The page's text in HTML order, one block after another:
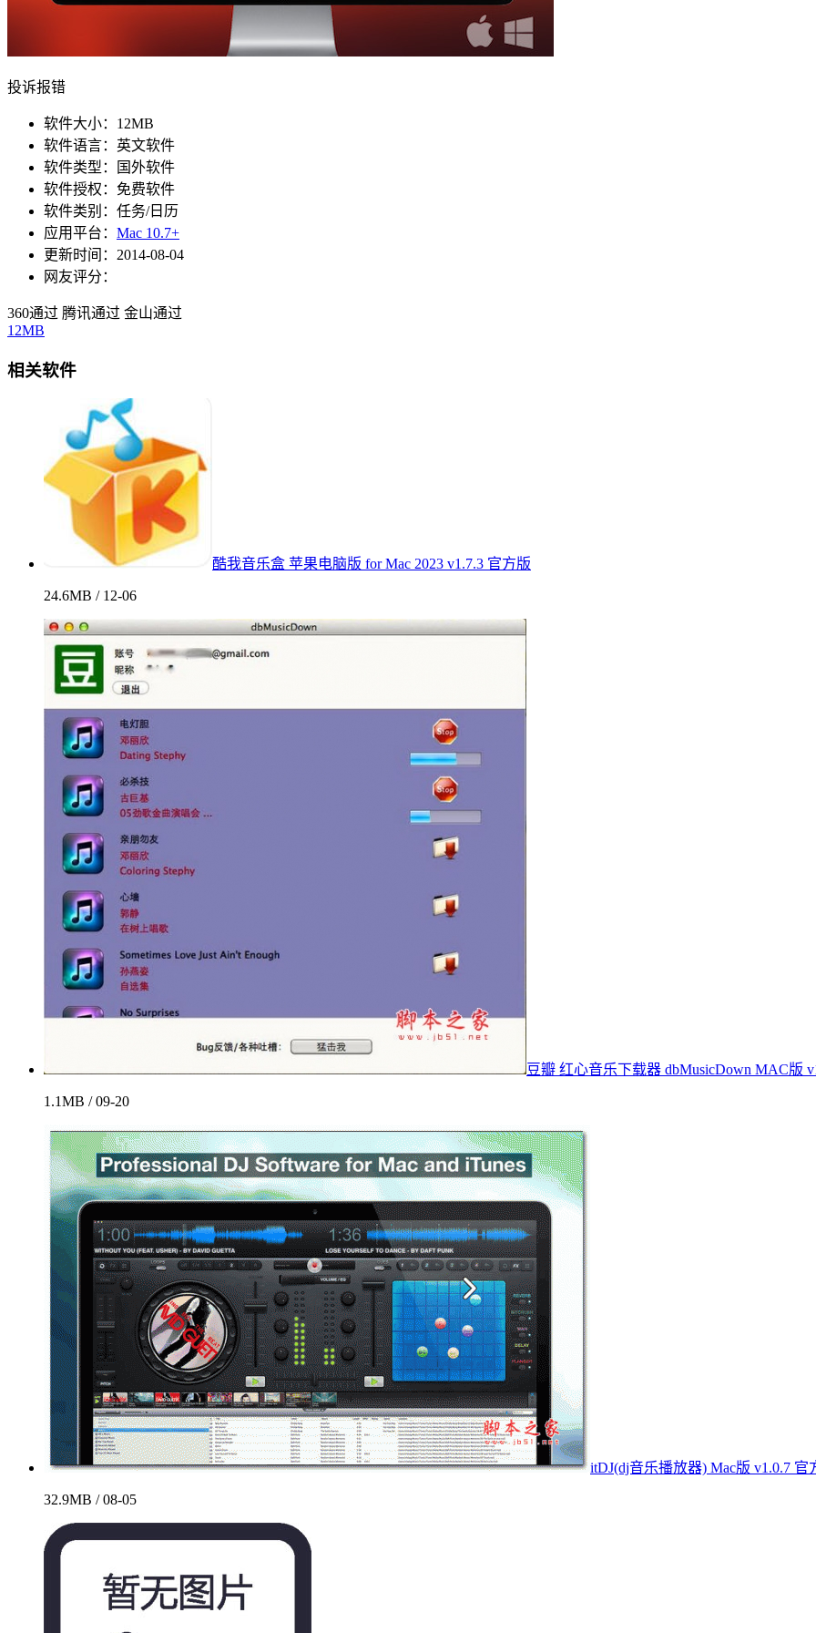
投诉报错
软件大小： 12MB
软件语言： 英文软件
软件类型：
国外软件
软件授权： 免费软件
软件类别： 任务/日历
应用平台： Mac 10.7+
更新时间： 2014-08-04
网友评分：
360通过 腾讯通过 金山通过
12MB
相关软件
酷我音乐盒 苹果电脑版 for Mac 2023 v1.7.3 官方版
24.6MB / 12-06
豆瓣 红心音乐下载器 dbMusicDown MAC版
1.1MB / 09-20
itDJ(dj音乐播放器) Mac版 v1.0.7 官
32.9MB / 08-05